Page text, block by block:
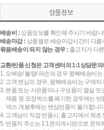
상품정보
배송비 :상품정보를 확인해 주시기 바랍
배송마감 : 상품별로 배송마감시간이 다
묶음배송이 되지 않는 경우 : 출고지가 다
교환/반품 신청은 고객센터의 1:1상담문
1. 오배송/ 불량/ 파손의 경우 왕복배송비
2. 고객 변심의 경우, 왕복배송비는 구매자
3. 본품 또는 사은품이나 구성품이 멸실
제품 원 포장박스를 폐기한 경우에는 반
박스 개봉후에는 변심반품이 불가합니
4. 고객님이 직접 반품시, 출고지에서 최
5. 반품지 주소는 1:1문의게시판으로 문의